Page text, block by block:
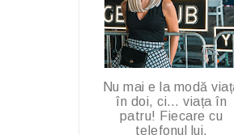
Nu mai e la modă
în doi, ci… viața în
patru! Fiecare cu
telefonul lui.